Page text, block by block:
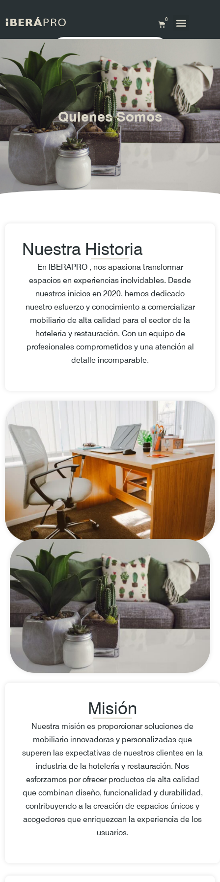
0
Quienes Somos
Nuestra Historia
En IBERAPRO , nos apasiona transformar
espacios en experiencias inolvidables. Desde
nuestros inicios en 2020, hemos dedicado
nuestro esfuerzo y conocimiento a comercializar
mobiliario de alta calidad para el sector de la
hotelería y restauración. Con un equipo de
profesionales comprometidos y una atención al
detalle incomparable.
Misión
Nuestra misión es proporcionar soluciones de
mobiliario innovadoras y personalizadas que
superen las expectativas de nuestros clientes en la
industria de la hotelería y restauración. Nos
esforzamos por ofrecer productos de alta calidad
que combinan diseño, funcionalidad y durabilidad,
contribuyendo a la creación de espacios únicos y
acogedores que enriquezcan la experiencia de los
usuarios.